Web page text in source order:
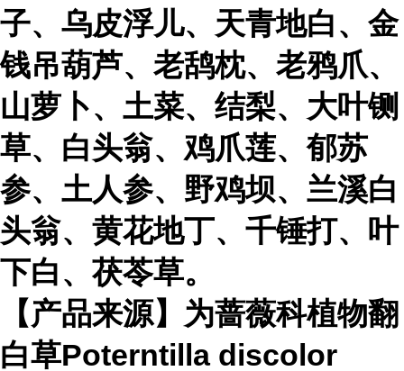
子、乌皮浮儿、天青地白、金
钱吊葫芦、老鸹枕、老鸦爪、
山萝卜、土菜、结梨、大叶铡
草、白头翁、鸡爪莲、郁苏
参、土人参、野鸡坝、兰溪白
头翁、黄花地丁、千锤打、叶
下白、茯苓草。
【产品来源】为蔷薇科植物翻
白草Poterntilla discolor